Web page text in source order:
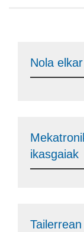
Nola
ikasgaiak